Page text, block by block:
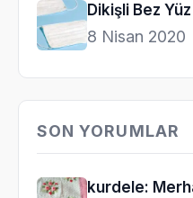
Dikişli Bez
8 Nisan 2020
SON YORUMLAR
kurdele: